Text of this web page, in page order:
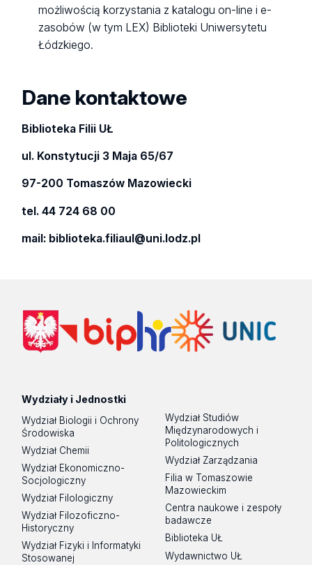
możliwością korzystania z katalogu on-line i e-
zasobów (w tym LEX) Biblioteki Uniwersytetu
Łódzkiego.
Dane kontaktowe
Biblioteka Filii UŁ
ul. Konstytucji 3 Maja 65/67
97-200 Tomaszów Mazowiecki
tel. 44 724 68 00
mail: biblioteka.filiaul@uni.lodz.pl
Wydziały i Jednostki
Wydział Biologii i Ochrony
Środowiska
Wydział Chemii
Wydział Ekonomiczno-
Socjologiczny
Wydział Filologiczny
Wydział Filozoficzno-
Historyczny
Wydział Fizyki i Informatyki
Stosowanej
Wydział Studiów
Międzynarodowych i
Politologicznych
Wydział Zarządzania
Filia w Tomaszowie
Mazowieckim
Centra naukowe i zespoły
badawcze
Biblioteka UŁ
Wydawnictwo UŁ